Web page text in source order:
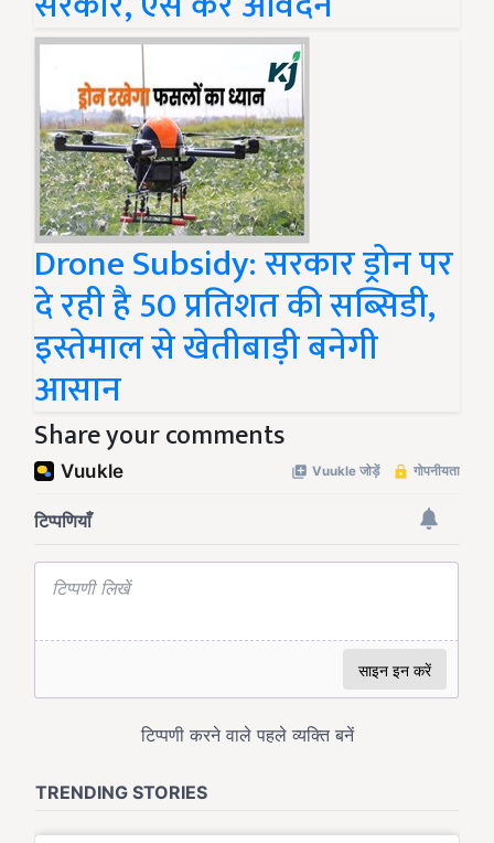
Drone Subsidy: सरकार ड्रोन पर
दे रही है 50 प्रतिशत की सब्सिडी,
इस्तेमाल से खेतीबाड़ी बनेगी
आसान
Share your comments